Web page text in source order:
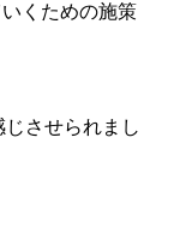
くための施策
させられまし